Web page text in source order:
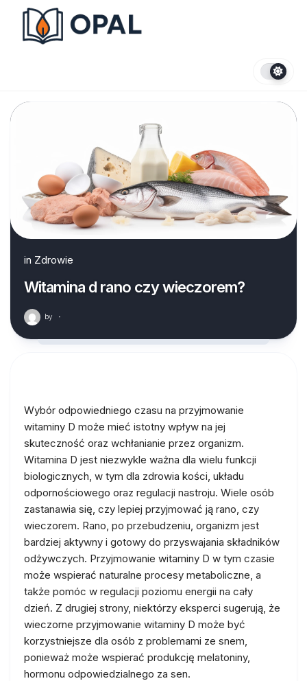
content
in Zdrowie
Witamina d rano czy wieczorem?
by ·
Wybór odpowiedniego czasu na przyjmowanie
witaminy D może mieć istotny wpływ na jej
skuteczność oraz wchłanianie przez organizm.
Witamina D jest niezwykle ważna dla wielu funkcji
biologicznych, w tym dla zdrowia kości, układu
odpornościowego oraz regulacji nastroju. Wiele osób
zastanawia się, czy lepiej przyjmować ją rano, czy
wieczorem. Rano, po przebudzeniu, organizm jest
bardziej aktywny i gotowy do przyswajania składników
odżywczych. Przyjmowanie witaminy D w tym czasie
może wspierać naturalne procesy metaboliczne, a
także pomóc w regulacji poziomu energii na cały
dzień. Z drugiej strony, niektórzy eksperci sugerują, że
wieczorne przyjmowanie witaminy D może być
korzystniejsze dla osób z problemami ze snem,
ponieważ może wspierać produkcję melatoniny,
hormonu odpowiedzialnego za sen.